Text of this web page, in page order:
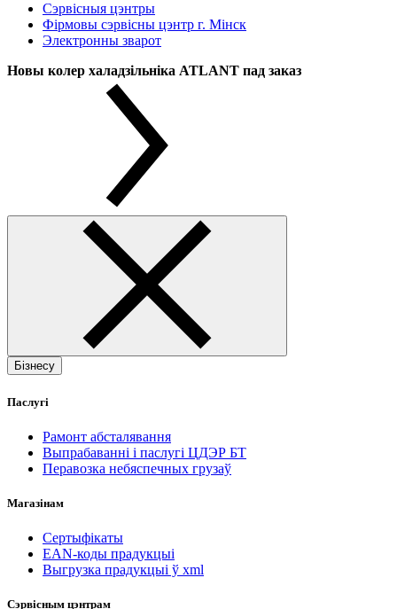
Сэрвісныя цэнтры
Фірмовы сэрвісны цэнтр г. Мінск
Электронны зварот
Новы колер халадзільніка ATLANT пад заказ
Бізнесу
Паслугі
Рамонт абсталявання
Выпрабаванні і паслугі ЦДЭР БТ
Перавозка небяспечных грузаў
Магазінам
Сертыфікаты
EAN-коды прадукцыі
Выгрузка прадукцыі ў xml
Сэрвісным цэнтрам